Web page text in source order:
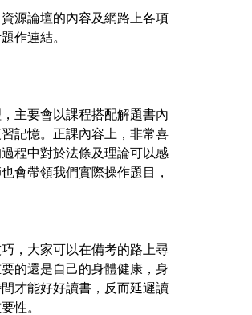
源論壇的內容及網路上各項
作連結。
主要會以課程搭配解題書內
記憶。正課內容上，非常喜
程中對於法條及理論可以感
會帶領我們實際操作題目，
，大家可以在備考的路上尋
的還是自己的身體健康，身
才能好好讀書，反而延遲讀
性。